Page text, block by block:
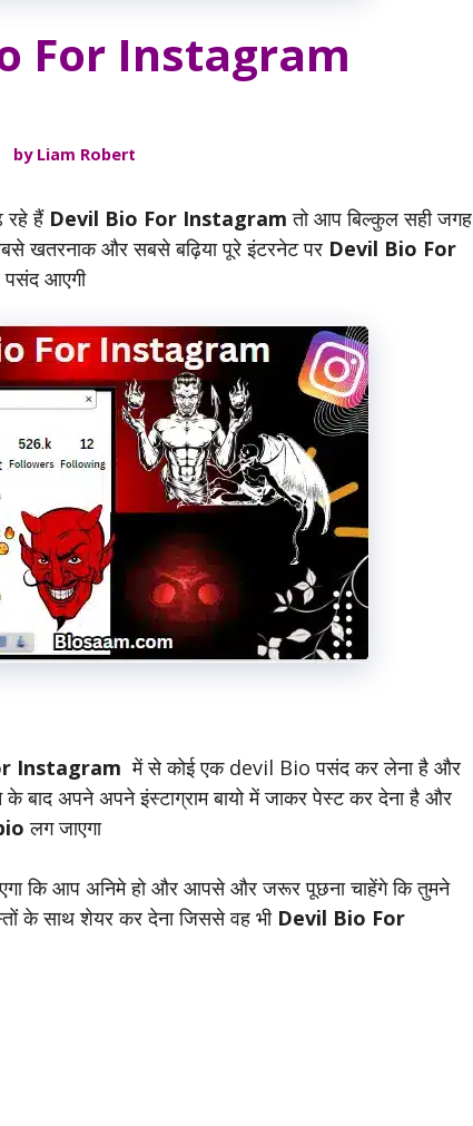
For Instagram
by Liam Robert
हैं Devil Bio For Instagram तो आप बिल्कुल सही जगह
खतरनाक और सबसे बढ़िया पूरे इंटरनेट पर Devil Bio For
आएगी
Instagram में से कोई एक devil Bio पसंद कर लेना है और
बाद अपने अपने इंस्टाग्राम बायो में जाकर पेस्ट कर देना है और
लग जाएगा
कि आप अनिमे हो और आपसे और जरूर पूछना चाहेंगे कि तुमने
के साथ शेयर कर देना जिससे वह भी Devil Bio For